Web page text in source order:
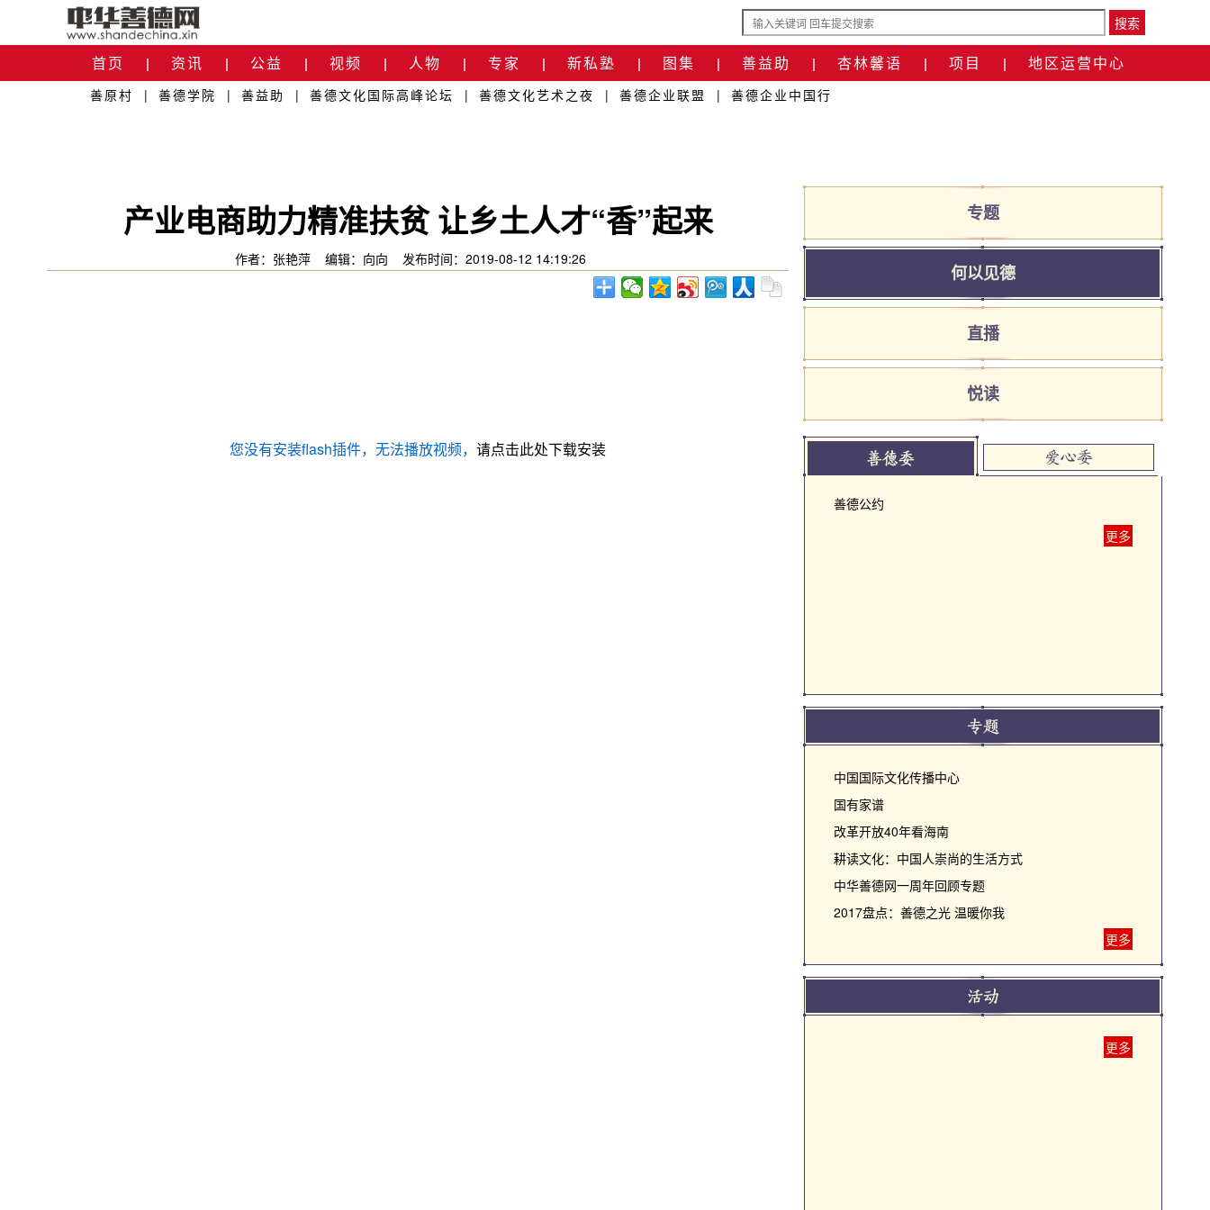
搜索
首页 | 资讯 | 公益 | 视频 | 人物 | 专家 | 新私塾 | 图集 | 善益助 | 杏林馨语 | 项目 | 地区运营中心
关于我们
善原村 | 善德学院 | 善益助 | 善德文化国际高峰论坛 | 善德文化艺术之夜 | 善德企业联盟 | 善德企业中国行
产业电商助力精准扶贫 让乡土人才“香”起来
作者：张艳萍 编辑：向向 发布时间：2019-08-12 14:19:26
您没有安装flash插件，无法播放视频， 请点击此处下载安装
专题
何以见德
直播
悦读
善德公约
更多
中国国际文化传播中心
国有家谱
改革开放40年看海南
耕读文化：中国人崇尚的生活方式
中华善德网一周年回顾专题
2017盘点：善德之光 温暖你我
更多
更多